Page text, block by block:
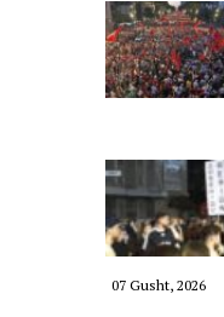
07 Gusht, 2026